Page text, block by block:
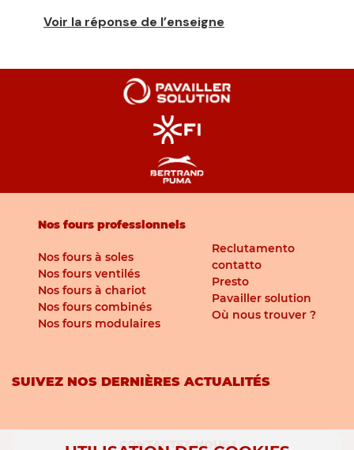
Nos fours professionnels
Nos fours à soles
Nos fours ventilés
Nos fours à chariot
Nos fours combinés
Nos fours modulaires
Reclutamento
contatto
Presto
Pavailler solution
Où nous trouver ?
SUIVEZ NOS DERNIÈRES ACTUALITÉS
CONTACTEZ-NOUS !